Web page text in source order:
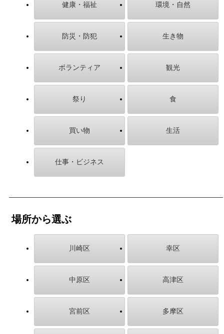
健康・福祉 環境・自然
防災・防犯 生き物
ボランティア 観光
祭り 食
買い物 生活
仕事・ビジネス
場所から選ぶ
川崎区 幸区
中原区 高津区
宮前区 多摩区